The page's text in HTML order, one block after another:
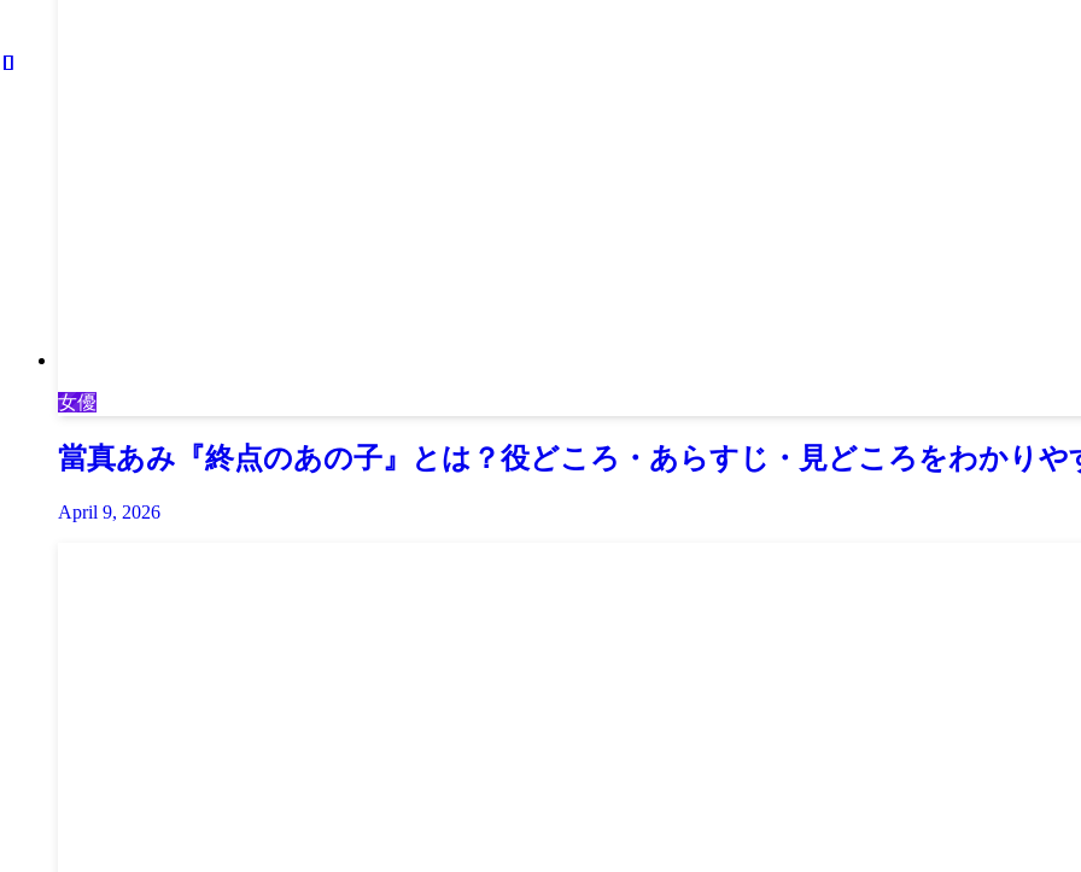
女優
當真あみ『終点のあの子』とは？役どころ・あらすじ・見どころをわかりや
April 9, 2026